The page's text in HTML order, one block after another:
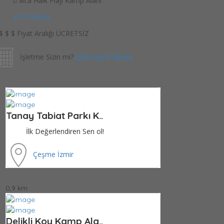
Yol Tarifi Al
$ $ Fiyat Aralığı ÜCRETSİZ
İşletme Sizin mi? İşletmeyi Doğrula
Tanay Tabiat Parkı K..
İlk Değerlendiren Sen ol!
Çeşme İzmir
0,9 km
Delikli Koy Kamp Ala..